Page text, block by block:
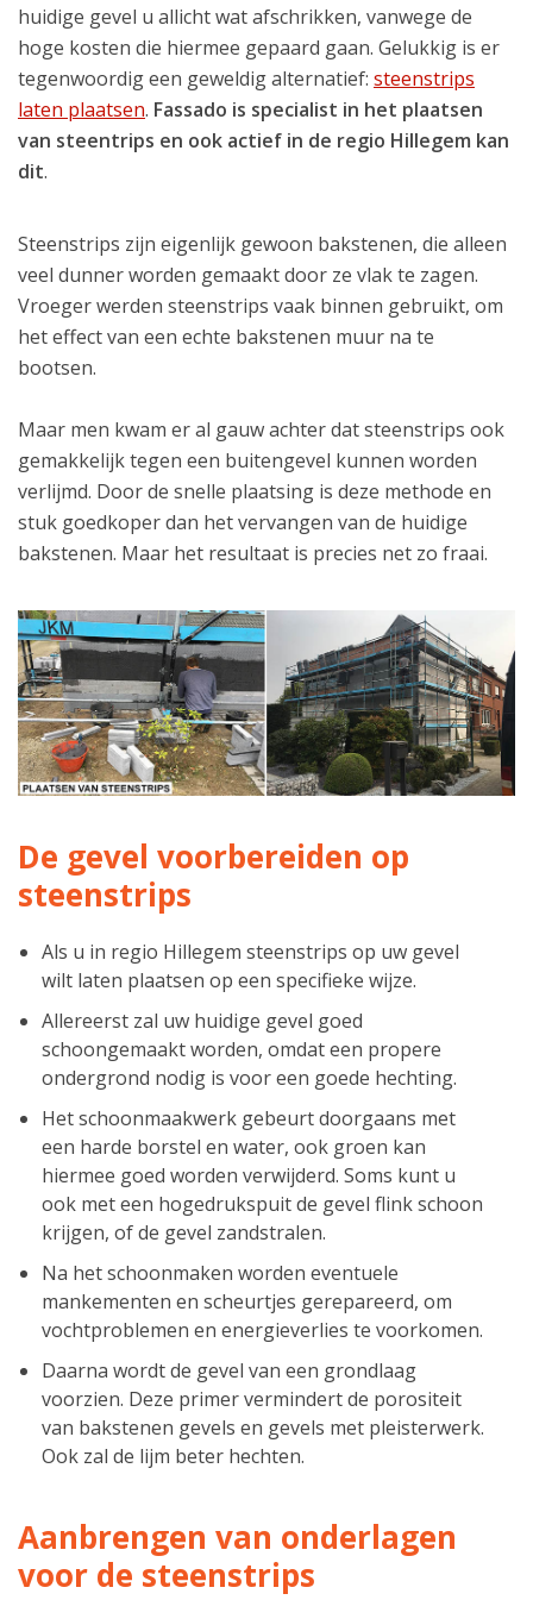
huidige gevel u allicht wat afschrikken, vanwege de
hoge kosten die hiermee gepaard gaan. Gelukkig is er
tegenwoordig een geweldig alternatief: steenstrips
laten plaatsen. Fassado is specialist in het plaatsen
van steentrips en ook actief in de regio Hillegem kan
dit.
Steenstrips zijn eigenlijk gewoon bakstenen, die alleen
veel dunner worden gemaakt door ze vlak te zagen.
Vroeger werden steenstrips vaak binnen gebruikt, om
het effect van een echte bakstenen muur na te
bootsen.
Maar men kwam er al gauw achter dat steenstrips ook
gemakkelijk tegen een buitengevel kunnen worden
verlijmd. Door de snelle plaatsing is deze methode en
stuk goedkoper dan het vervangen van de huidige
bakstenen. Maar het resultaat is precies net zo fraai.
De gevel voorbereiden op
steenstrips
Als u in regio Hillegem steenstrips op uw gevel
wilt laten plaatsen op een specifieke wijze.
Allereerst zal uw huidige gevel goed
schoongemaakt worden, omdat een propere
ondergrond nodig is voor een goede hechting.
Het schoonmaakwerk gebeurt doorgaans met
een harde borstel en water, ook groen kan
hiermee goed worden verwijderd. Soms kunt u
ook met een hogedrukspuit de gevel flink schoon
krijgen, of de gevel zandstralen.
Na het schoonmaken worden eventuele
mankementen en scheurtjes gerepareerd, om
vochtproblemen en energieverlies te voorkomen.
Daarna wordt de gevel van een grondlaag
voorzien. Deze primer vermindert de porositeit
van bakstenen gevels en gevels met pleisterwerk.
Ook zal de lijm beter hechten.
Aanbrengen van onderlagen
voor de steenstrips